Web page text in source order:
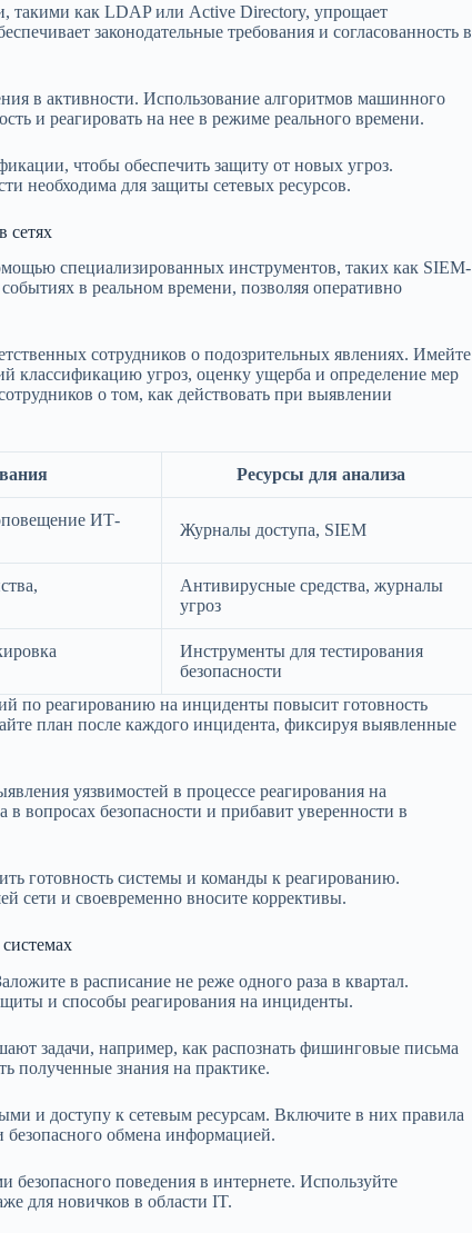
такими как LDAP или Active Directory, упрощает
законодательные требования и согласованность в
в активности. Использование алгоритмов машинного
и реагировать на нее в режиме реального времени.
чтобы обеспечить защиту от новых угроз.
необходима для защиты сетевых ресурсов.
сетях
специализированных инструментов, таких как SIEM-
в реальном времени, позволяя оперативно
сотрудников о подозрительных явлениях. Имейте
классификацию угроз, оценку ущерба и определение мер
о том, как действовать при выявлении
Ресурсы для анализа
ИТ-
Журналы доступа, SIEM
Антивирусные средства, журналы
угроз
Инструменты для тестирования
безопасности
по реагированию на инциденты повысит готовность
план после каждого инцидента, фиксируя выявленные
уязвимостей в процессе реагирования на
вопросах безопасности и прибавит уверенности в
готовность системы и команды к реагированию.
сети и своевременно вносите коррективы.
в расписание не реже одного раза в квартал.
и способы реагирования на инциденты.
задачи, например, как распознать фишинговые письма
полученные знания на практике.
и доступу к сетевым ресурсам. Включите в них правила
безопасного обмена информацией.
поведения в интернете. Используйте
для новичков в области IT.